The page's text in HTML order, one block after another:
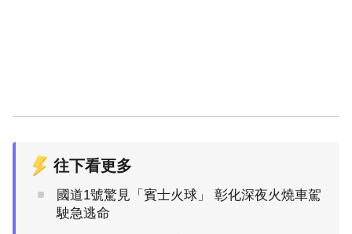
往下看更多
國道1號驚見「賓士火球」 彰化深夜火燒車駕
駛急逃命